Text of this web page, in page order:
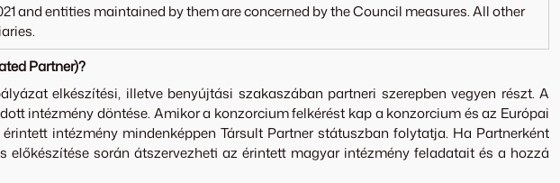
and entities maintained by them are concerned by the Council measures. All other
Partner)?
elkészítési, illetve benyújtási szakaszában partneri szerepben vegyen részt. A
intézmény döntése. Amikor a konzorcium felkérést kap a konzorcium és az Európai
intézmény mindenképpen Társult Partner státuszban folytatja. Ha Partnerként
során átszervezheti az érintett magyar intézmény feladatait és a hozzá